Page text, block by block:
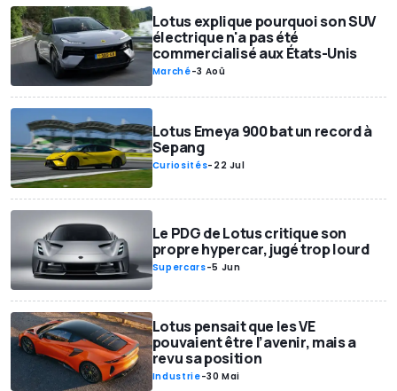
Lotus explique pourquoi son SUV
électrique n'a pas été
commercialisé aux États-Unis
Marché-3 Aoû
Lotus Emeya 900 bat un record à
Sepang
Curiosités- 22 Jul
Le PDG de Lotus critique son
propre hypercar, jugé trop lourd
Supercars-5 Jun
Lotus pensait que les VE
pouvaient être l’avenir, mais a
revu sa position
Industrie-30 Mai